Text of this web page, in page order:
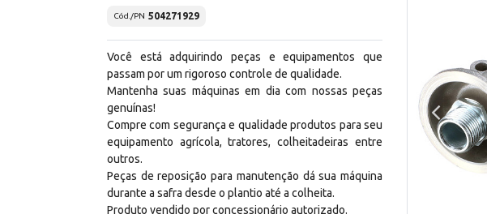
Cód./PN 504271929
Você está adquirindo peças e equipamentos que
passam por um rigoroso controle de qualidade.
Mantenha suas máquinas em dia com nossas peças
genuínas!
Compre com segurança e qualidade produtos para seu
equipamento agrícola, tratores, colheitadeiras entre
outros.
Peças de reposição para manutenção dá sua máquina
durante a safra desde o plantio até a colheita.
Produto vendido por concessionário autorizado.